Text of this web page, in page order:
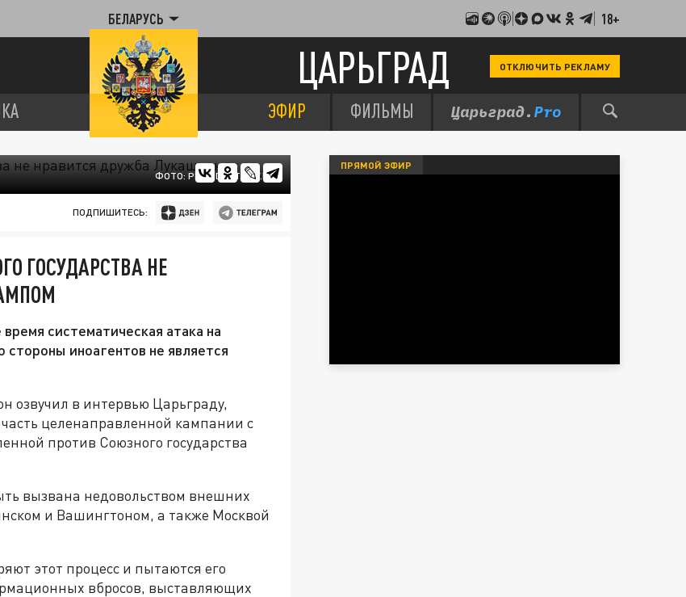
БЕЛАРУСЬ 18+
ЦАРЬГРАД ОТКЛЮЧИТЬ РЕКЛАМУ
ЭФИР ФИЛЬМЫ
ФОТО: PRESIDENT.GOV.BY
ПОДПИШИТЕСЬ:
ГОСУДАРСТВА НЕ
систематическая атака на
иноагентов не является
озвучил в интервью Царьграду,
целенаправленной кампании с
против Союзного государства
вызвана недовольством внешних
и Вашингтоном, а также Москвой
этот процесс и пытаются его
вбросов, выставляющих
ПРЯМОЙ ЭФИР